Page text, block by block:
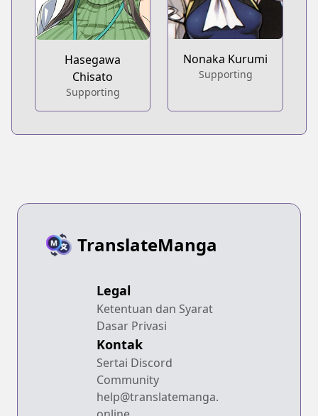
Hasegawa
Chisato
Supporting
Nonaka Kurumi
Supporting
TranslateManga
Legal
Ketentuan dan Syarat
Dasar Privasi
Kontak
Sertai Discord
Community
help@translatemanga.